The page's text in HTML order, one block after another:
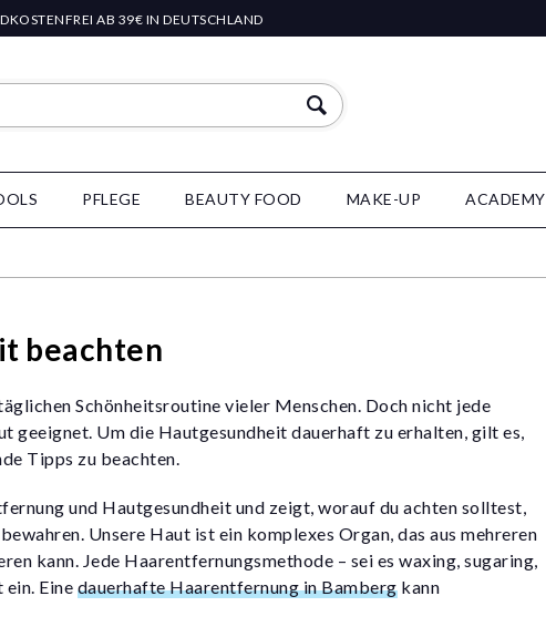
AB 39€ IN DEUTSCHLAND
PFLEGE BEAUTY FOOD MAKE-UP ACADEMY
beachten
Schönheitsroutine vieler Menschen. Doch nicht jede
Um die Hautgesundheit dauerhaft zu erhalten, gilt es,
Tipps zu beachten.
und Hautgesundheit und zeigt, worauf du achten solltest,
Unsere Haut ist ein komplexes Organ, das aus mehreren
kann. Jede Haarentfernungsmethode – sei es waxing, sugaring,
Eine dauerhafte Haarentfernung in Bambergkann